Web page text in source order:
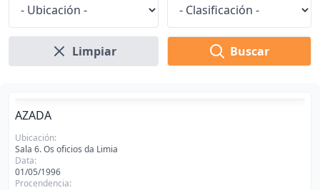
Limpiar Buscar
AZADA
Ubicación:
Sala 6. Os oficios da Limia
Data:
01/05/1996
Procendencia: